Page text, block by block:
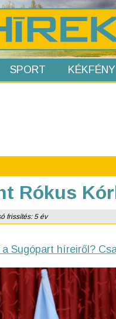
SPORT KÉKFÉNY
Rókus
frissítés: 5 év
Sugópart híreiről?